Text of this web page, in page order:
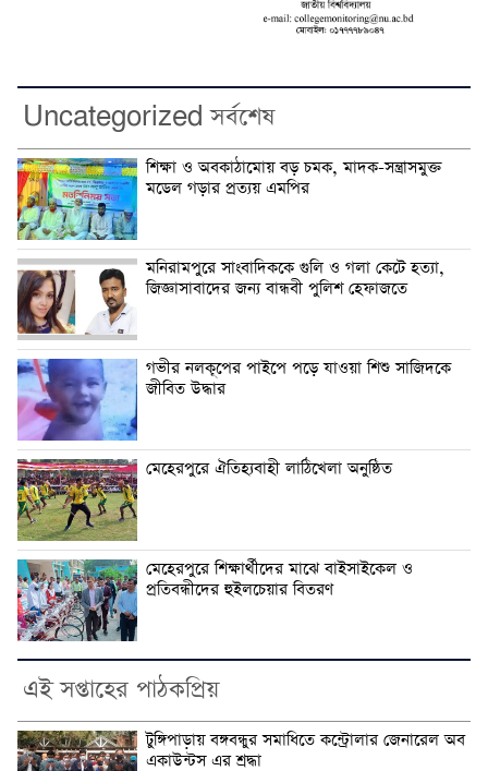
Uncategorized সর্বশেষ
শিক্ষা ও অবকাঠামোয় বড় চমক, মাদক-সন্ত্রাসমুক্ত
মডেল গড়ার প্রত্যয় এমপির
মনিরামপুরে সাংবাদিককে গুলি ও গলা কেটে হত্যা,
জিজ্ঞাসাবাদের জন্য বান্ধবী পুলিশ হেফাজতে
গভীর নলকূপের পাইপে পড়ে যাওয়া শিশু সাজিদকে
জীবিত উদ্ধার
মেহেরপুরে ঐতিহ্যবাহী লাঠিখেলা অনুষ্ঠিত
মেহেরপুরে শিক্ষার্থীদের মাঝে বাইসাইকেল ও
প্রতিবন্ধীদের হুইলচেয়ার বিতরণ
এই সপ্তাহের পাঠকপ্রিয়
টুঙ্গিপাড়ায় বঙ্গবন্ধুর সমাধিতে কন্ট্রোলার জেনারেল অব
একাউন্টস এর শ্রদ্ধা